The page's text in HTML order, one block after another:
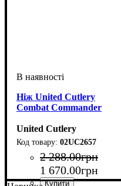
Ніж United Cutlery
Combat Commander
United Cutlery
02UC2657
2 288.00грн
1 670.00грн